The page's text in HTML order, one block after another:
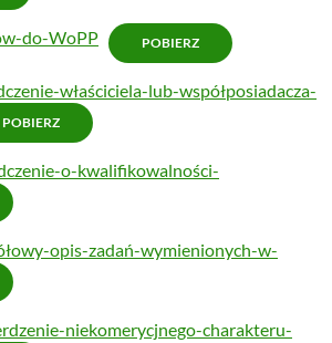
do-WoPP POBIERZ
właściciela-lub-współposiadacza-
POBIERZ
o-kwalifikowalności-
opis-zadań-wymienionych-w-
niekomerycjnego-charakteru-